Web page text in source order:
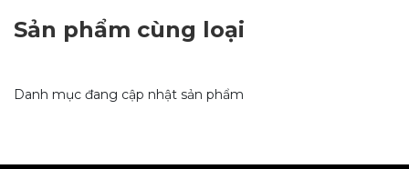
Sản phẩm cùng loại
Danh mục đang cập nhật sản phẩm